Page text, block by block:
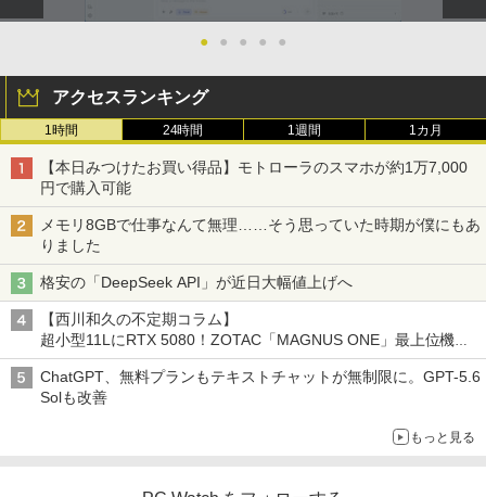
￥810● ● ● ● ●
アクセスランキング
1時間 24時間 1週間 1カ月
【本日みつけたお買い得品】モトローラのスマホが約1万7,000
円で購入可能
メモリ8GBで仕事なんて無理……そう思っていた時期が僕にもあ
りました
格安の「DeepSeek API」が近日大幅値上げへ
【西川和久の不定期コラム】
超小型11LにRTX 5080！ZOTAC「MAGNUS ONE」最上位機の
実力を探る
ChatGPT、無料プランもテキストチャットが無制限に。GPT-5.6
Solも改善
もっと見る